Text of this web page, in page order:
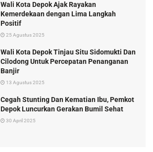
Wali Kota Depok Ajak Rayakan
Kemerdekaan dengan Lima Langkah
Positif
25 Agustus 2025
Wali Kota Depok Tinjau Situ Sidomukti Dan
Cilodong Untuk Percepatan Penanganan
Banjir
13 Agustus 2025
Cegah Stunting Dan Kematian Ibu, Pemkot
Depok Luncurkan Gerakan Bumil Sehat
30 April 2025